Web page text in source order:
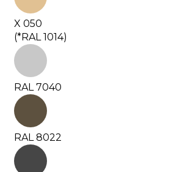
X 050
(*RAL 1014)
RAL 7040
RAL 8022